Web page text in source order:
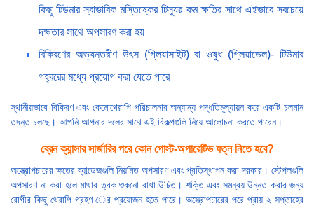
কিছু টিউমার স্বাভাবিক মস্তিষ্কের টিস্যুর কম ক্ষতির সাথে এইভাবে সবচেয়ে
দক্ষতার সাথে অপসারণ করা হয়
বিকিরণের অভ্যন্তরীণ উৎস (গ্লিয়াসাইট) বা ওষুধ (গ্লিয়াডেল)- টিউমার
গহ্বরের মধ্যে প্রয়োগ করা যেতে পারে
স্থানীয়ভাবে বিকিরণ এবং কেমোথেরাপি পরিচালনার অন্যান্য পদ্ধতিমূল্যায়ন করে একটি চলমান
তদন্ত চলছে। আপনি আপনার দলের সাথে এই বিকল্পগুলি নিয়ে আলোচনা করতে পারেন।
ব্রেন ক্যান্সার সার্জারির পরে কোন পোস্ট-অপারেটিভ যত্ন নিতে হবে?
অস্ত্রোপচারের ক্ষতের ব্যান্ডেজগুলি নিয়মিত অপসারণ এবং প্রতিস্থাপন করা দরকার। স্টেপলগুলি
অপসারণ না করা হলে মাথার ত্বক শুকনো রাখা উচিত। শক্তি এবং সমন্বয় উন্নত করার জন্য
রোগীর কিছু থেরাপি গ্রহণ ের প্রয়োজন হতে পারে। অস্ত্রোপচারের পরে প্রায় ২ সপ্তাহের